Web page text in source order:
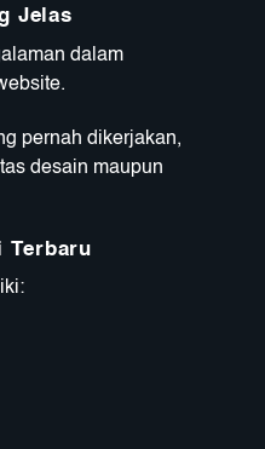
Jelas
dalam
pernah dikerjakan,
desain maupun
Terbaru